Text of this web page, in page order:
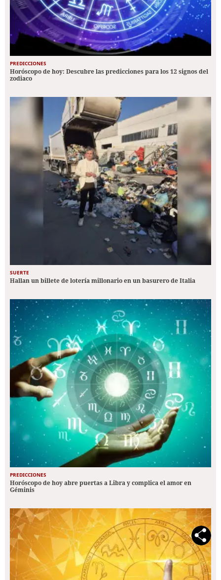
PREDICCIONES
Horóscopo de hoy: Descubre las predicciones para los 12 signos del
zodiaco
SUERTE
Hallan un billete de lotería millonario en un basurero de Italia
PREDICCIONES
Horóscopo de hoy abre puertas a Libra y complica el amor en
Géminis